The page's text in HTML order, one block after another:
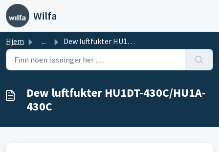
Gå til hovedinnhold
Wilfa
Hjem ... Dew luftfukter HU1DT-430C/HU1A-430C
Dew luftfukter HU1DT-430C/HU1A-
430C